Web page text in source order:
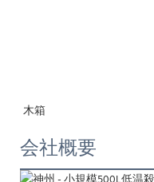
木箱
会社概要